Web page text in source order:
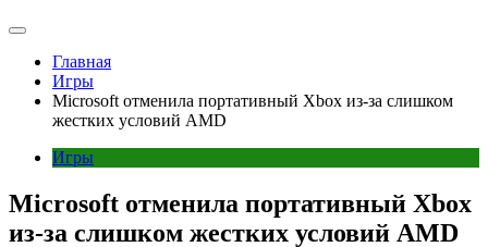
Главная
Игры
Microsoft отменила портативный Xbox из-за слишком
жестких условий AMD
Игры
Microsoft отменила портативный Xbox
из-за слишком жестких условий AMD